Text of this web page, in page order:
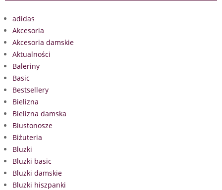
adidas
Akcesoria
Akcesoria damskie
Aktualności
Baleriny
Basic
Bestsellery
Bielizna
Bielizna damska
Biustonosze
Biżuteria
Bluzki
Bluzki basic
Bluzki damskie
Bluzki hiszpanki